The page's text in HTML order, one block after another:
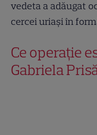
vedeta a adăugat
cercei uriași în
Ce operație
Gabriela